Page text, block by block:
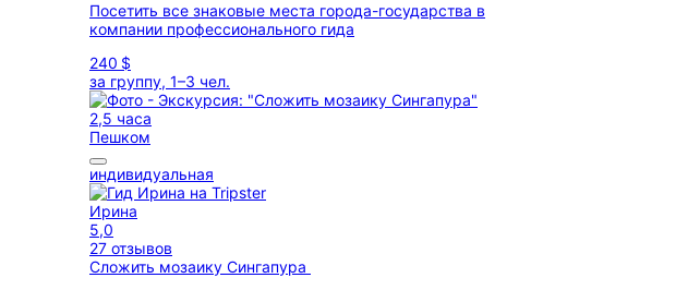
Посетить все знаковые места города-государства в
компании профессионального гида
240 $
за группу, 1–3 чел.
2,5 часа
Пешком
индивидуальная
Ирина
5,0
27 отзывов
Сложить мозаику Сингапура